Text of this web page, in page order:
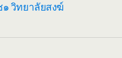
วิทยาลัยสงฆ์